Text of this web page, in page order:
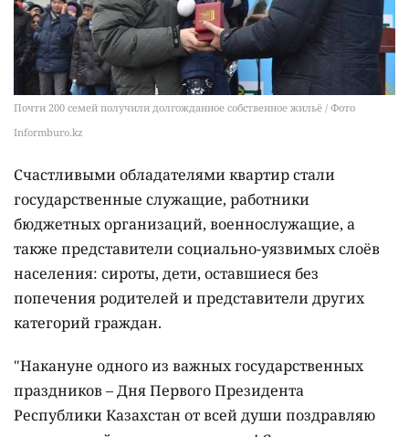
Почти 200 семей получили долгожданное собственное жильё / Фото
Informburo.kz
Счастливыми обладателями квартир стали
государственные служащие, работники
бюджетных организаций, военнослужащие, а
также представители социально-уязвимых слоёв
населения: сироты, дети, оставшиеся без
попечения родителей и представители других
категорий граждан.
"Накануне одного из важных государственных
праздников – Дня Первого Президента
Республики Казахстан от всей души поздравляю